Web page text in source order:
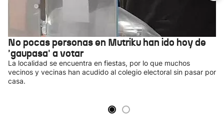
No pocas personas en Mutriku han ido hoy de
'gaupasa' a votar
La localidad se encuentra en fiestas, por lo que muchos
vecinos y vecinas han acudido al colegio electoral sin pasar por
casa.